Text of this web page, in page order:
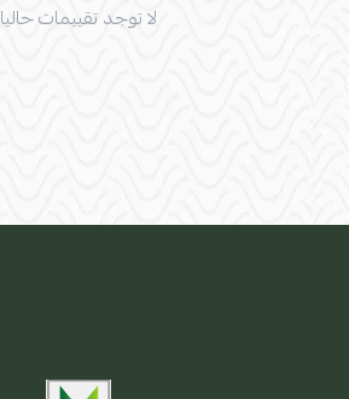
لا توجد تقييمات حاليا